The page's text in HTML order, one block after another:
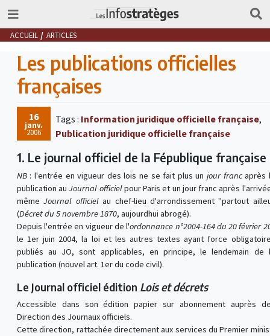
ACCUEIL ARTICLES
Les publications officielles
françaises
16
janv.
2006
Tags : Information juridique officielle française,
Publication juridique officielle française
1. Le journal officiel de la Fépublique française
NB: l'entrée en vigueur des lois ne se fait plus un jour francaprès
publication auJournal officielpour Paris et un jour franc après
mêmeJournal officielau chef-lieu d'arrondissement "partout
(Décret du 5 novembre 1870, aujourdhui abrogé).
Depuis l'entrée en vigueur de l'ordonnance n°2004-164 du 20 février
le 1er juin 2004, la loi et les autres textes ayant force
publiés au JO, sont applicables, en principe, le lendemain de
publication (nouvel art. 1er du code civil).
Le Journal officiel édition Lois et décrets
Accessible dans son édition papier sur abonnement auprès
Direction des Journaux officiels.
Cette direction, rattachée directement aux services du Premier